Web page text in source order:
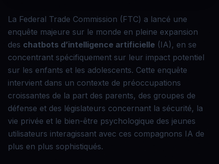
La Federal Trade Commission (FTC) a lancé une
enquête majeure sur le monde en pleine expansion
des chatbots d’intelligence artificielle (IA), en se
concentrant spécifiquement sur leur impact potentiel
sur les enfants et les adolescents. Cette enquête
intervient dans un contexte de préoccupations
croissantes de la part des parents, des groupes de
défense et des législateurs concernant la sécurité, la
vie privée et le bien-être psychologique des jeunes
utilisateurs interagissant avec ces compagnons IA de
plus en plus sophistiqués.